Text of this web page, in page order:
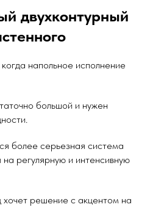
двухконтурный
напольное исполнение
большой и нужен
более серьезная система
регулярную и интенсивную
хочет решение с акцентом на